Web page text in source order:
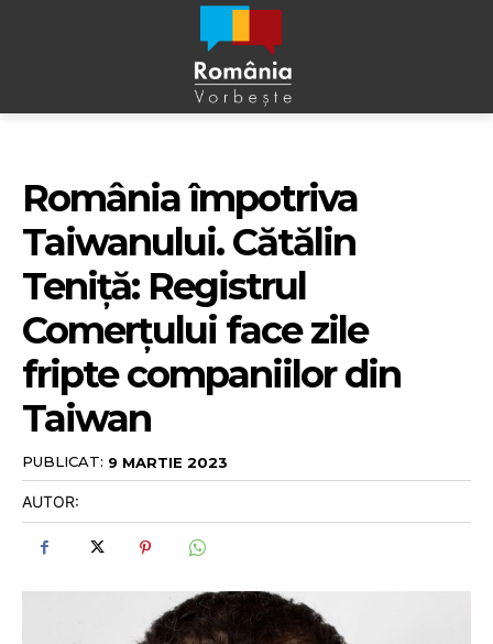
România împotriva
Taiwanului. Cătălin
Teniță: Registrul
Comerțului face zile
fripte companiilor din
Taiwan
PUBLICAT: 9 MARTIE 2023
AUTOR: